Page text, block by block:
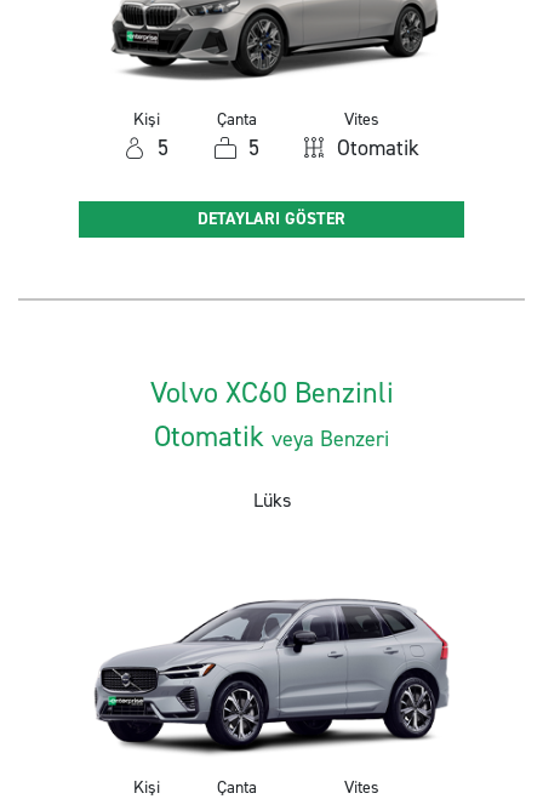
Kişi
5
Çanta
5
Vites
Otomatik
DETAYLARI GÖSTER
Volvo XC60 Benzinli
Otomatik veya Benzeri
Lüks
Kişi Çanta Vites